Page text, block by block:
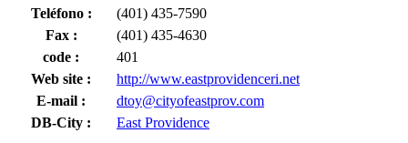
Teléfono :
(401) 435-7590
Fax :
(401) 435-4630
code :
401
Web site :
http://www.eastprovidenceri.net
E-mail :
dtoy@cityofeastprov.com
DB-City :
East Providence